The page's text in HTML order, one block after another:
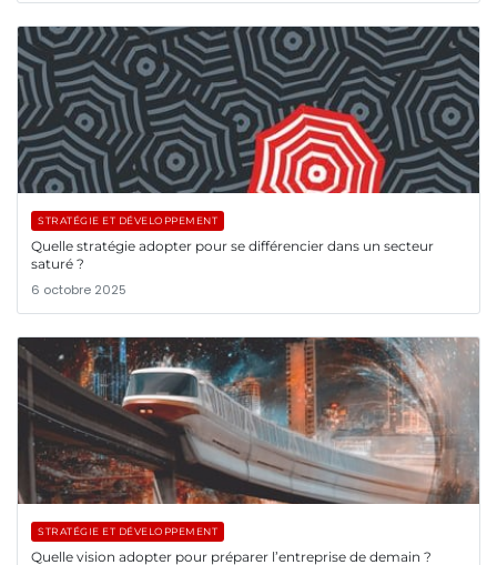
STRATÉGIE ET DÉVELOPPEMENT
Quelle stratégie adopter pour se différencier dans un secteur
saturé ?
6 octobre 2025
STRATÉGIE ET DÉVELOPPEMENT
Quelle vision adopter pour préparer l’entreprise de demain ?